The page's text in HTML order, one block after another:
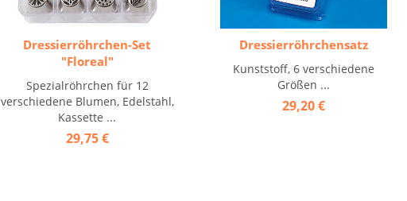
Dressierröhrchen-Set
"Floreal"
Spezialröhrchen für 12
verschiedene Blumen, Edelstahl,
Kassette ...
29,75 €
Dressierröhrchensatz
Kunststoff, 6 verschiedene
Größen ...
29,20 €